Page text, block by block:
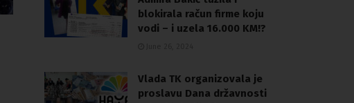
blokirala račun firme koju
vodi – i uzela 16.000 KM!?
Vlada TK organizovala je
proslavu Dana državnosti